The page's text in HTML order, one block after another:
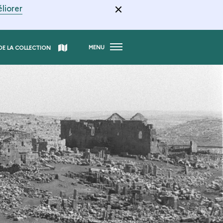
LA COLLECTION MENU